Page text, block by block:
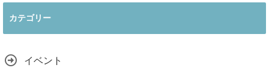
カテゴリー
イベント